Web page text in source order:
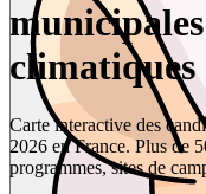
climatiques
Carte interactive des
2026 en France. Plus de
programmes, sites de